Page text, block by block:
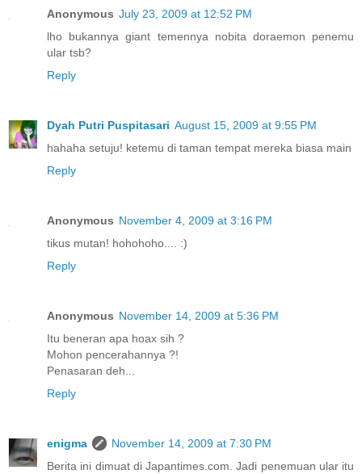
Anonymous July 23, 2009 at 12:52 PM
lho bukannya giant temennya nobita doraemon penemu
ular tsb?
Reply
Dyah Putri Puspitasari August 15, 2009 at 9:55 PM
hahaha setuju! ketemu di taman tempat mereka biasa main
Reply
Anonymous November 4, 2009 at 3:16 PM
tikus mutan! hohohoho.... :)
Reply
Anonymous November 14, 2009 at 5:36 PM
Itu beneran apa hoax sih ?
Mohon pencerahannya ?!
Penasaran deh...
Reply
enigma
November 14, 2009 at 7:30 PM
Berita ini dimuat di Japantimes.com. Jadi penemuan ular itu